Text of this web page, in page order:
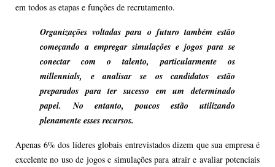
em todos as etapas e funções de recrutamento.
Organizações voltadas para o futuro também estão
começando a empregar simulações e jogos para se
conectar com o talento, particularmente os
millennials, e analisar se os candidatos estão
preparados para ter sucesso em um determinado
papel. No entanto, poucos estão utilizando
plenamente esses recursos.
Apenas 6% dos líderes globais entrevistados dizem que sua empresa é
excelente no uso de jogos e simulações para atrair e avaliar potenciais